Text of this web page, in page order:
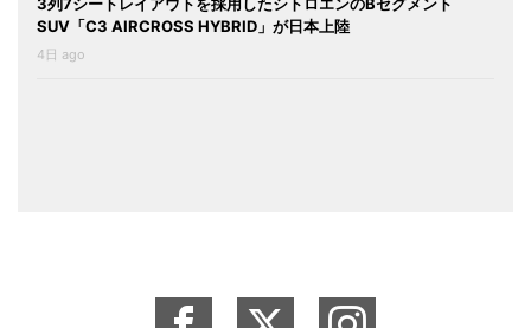
SUV「C3 AIRCROSS HYBRID」が日本上陸
4日 ago